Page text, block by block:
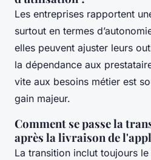
Les entreprises rapportent
surtout en termes
elles peuvent ajuster leurs
la dépendance aux
vite aux besoins métier est
gain majeur.
Comment se passe la
après la livraison de
La transition inclut toujours